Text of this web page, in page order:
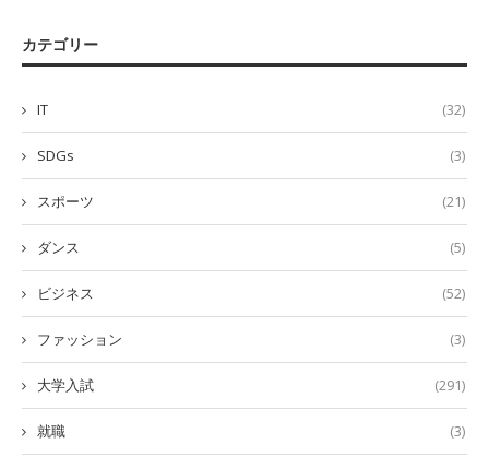
カテゴリー
IT (32)
SDGs (3)
スポーツ (21)
ダンス (5)
ビジネス (52)
ファッション (3)
大学入試 (291)
就職 (3)